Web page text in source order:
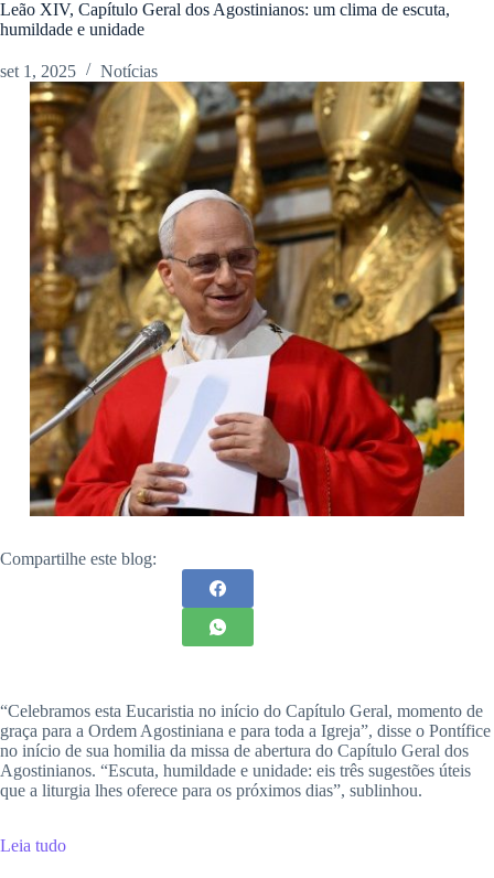
Leão XIV, Capítulo Geral dos Agostinianos: um clima de escuta,
humildade e unidade
set 1, 2025 Notícias
Compartilhe este blog:
“Celebramos esta Eucaristia no início do Capítulo Geral, momento de
graça para a Ordem Agostiniana e para toda a Igreja”, disse o Pontífice
no início de sua homilia da missa de abertura do Capítulo Geral dos
Agostinianos. “Escuta, humildade e unidade: eis três sugestões úteis
que a liturgia lhes oferece para os próximos dias”, sublinhou.
Leia tudo